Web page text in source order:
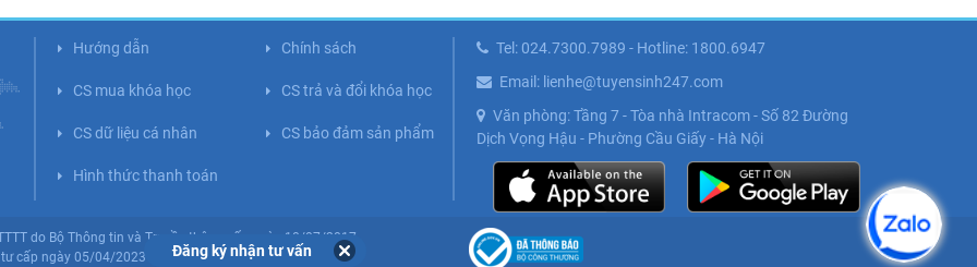
Đăng ký nhận tư vấn
Hướng dẫn Chính sách
CS mua khóa học CS trả và đổi khóa học
CS dữ liệu cá nhân CS bảo đảm sản phẩm
Hình thức thanh toán
Tel: 024.7300.7989 - Hotline: 1800.6947
Email: lienhe@tuyensinh247.com
Văn phòng: Tầng 7 - Tòa nhà Intracom - Số 82 Đường
Dịch Vọng Hậu - Phường Cầu Giấy - Hà Nội
do Bộ Thông tin và Truyền thông cấp ngày 10/07/2017.
cấp ngày 05/04/2023 (Lần 5).